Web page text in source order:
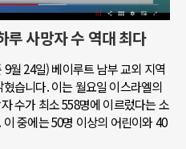
루 사망자 수 역대 최다
월 24일) 베이루트 남부 교외 지역
습니다. 이는 월요일 이스라엘의
수가 최소 558명에 이르렀다는 소
중에는 50명 이상의 어린이와 40